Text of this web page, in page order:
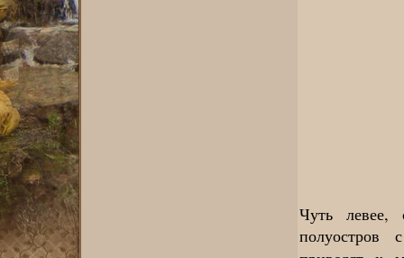
Чуть левее,
полуостров